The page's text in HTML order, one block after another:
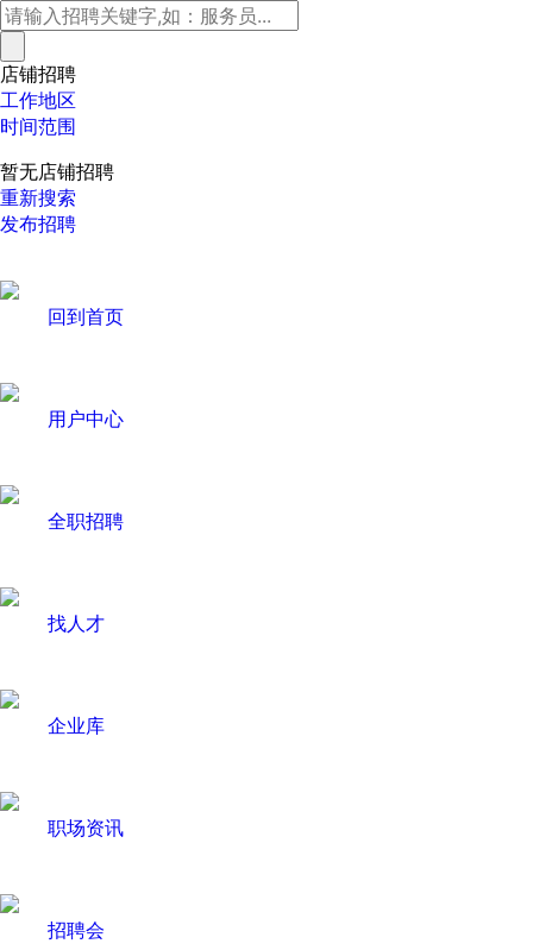
店铺招聘
工作地区
时间范围
暂无店铺招聘
重新搜索
发布招聘
回到首页
用户中心
全职招聘
找人才
企业库
职场资讯
招聘会